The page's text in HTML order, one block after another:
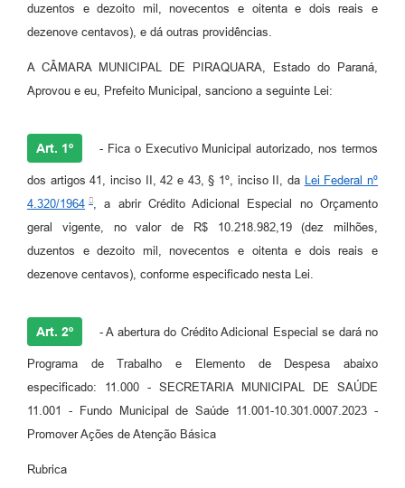
duzentos e dezoito mil, novecentos e oitenta e dois reais e
dezenove centavos), e dá outras providências.
A CÂMARA MUNICIPAL DE PIRAQUARA, Estado do Paraná,
Aprovou e eu, Prefeito Municipal, sanciono a seguinte Lei:
Art. 1º - Fica o Executivo Municipal autorizado, nos termos
dos artigos 41, inciso II, 42 e 43, § 1º, inciso II, da Lei Federal nº
4.320/1964
, a abrir Crédito Adicional Especial no Orçamento
geral vigente, no valor de R$ 10.218.982,19 (dez milhões,
duzentos e dezoito mil, novecentos e oitenta e dois reais e
dezenove centavos), conforme especificado nesta Lei.
Art. 2º - A abertura do Crédito Adicional Especial se dará no
Programa de Trabalho e Elemento de Despesa abaixo
especificado: 11.000 - SECRETARIA MUNICIPAL DE SAÚDE
11.001 - Fundo Municipal de Saúde 11.001-10.301.0007.2023 -
Promover Ações de Atenção Básica
Rubrica